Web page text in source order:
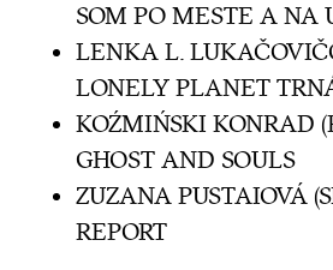
SOM PO MESTE A NA
LENKA L.
LONELY PLANET
KOŹMIŃSKI KONRAD
GHOST AND SOULS
ZUZANA PUSTAIOVÁ
REPORT